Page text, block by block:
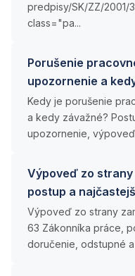
predpisy/SK/ZZ/2001/
class="pa...
Porušenie
upozornenie a
Kedy je porušenie
a kedy závažné?
upozornenie,
Výpoveď zo
postup a
Výpoveď zo strany
63 Zákonníka práce,
doručenie, odstupné a